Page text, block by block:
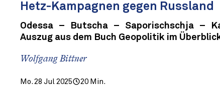
Hetz-Kampagnen gegen Russland
Odessa – Butscha – Saporischschja –
Auszug aus dem Buch Geopolitik im
Wolfgang Bittner
Mo. 28 Jul 2025 20 Min.